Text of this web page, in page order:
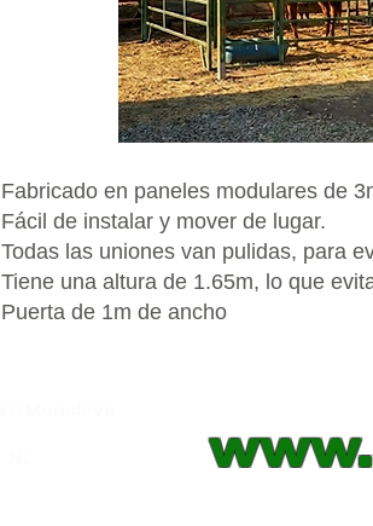
Fabricado en paneles modulares de
Fácil de instalar y mover de lugar.
Todas las uniones van pulidas, para
Tiene una altura de 1.65m, lo que
Puerta de 1m de ancho